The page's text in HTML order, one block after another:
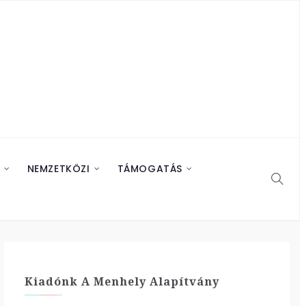
NEMZETKÖZI TÁMOGATÁS
Kiadónk A Menhely Alapítvány